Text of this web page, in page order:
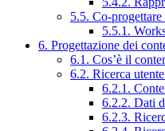
5.5. Co-
5.5.1.
6. Progettazione dei
6.1. Cos’è il
6.2. Ricerca
6.2.1.
6.2.2. Dati
6.2.3.